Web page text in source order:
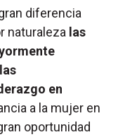
diferencia
naturaleza las
en
a la mujer en
oportunidad